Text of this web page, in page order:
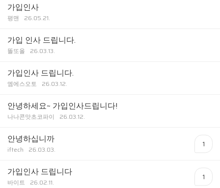
가입인사
평맨 26.05.21.
가입 인사 드립니다.
똘또올 26.03.13.
가입인사 드립니다.
엠에스오토 26.03.12.
안녕하세요~ 가입인사드립니다!
나나콘맛초코파이 26.03.12.
안녕하십니까
iftech 26.03.03.
1
가입인사 드립니다
바이트 26.02.11.
1